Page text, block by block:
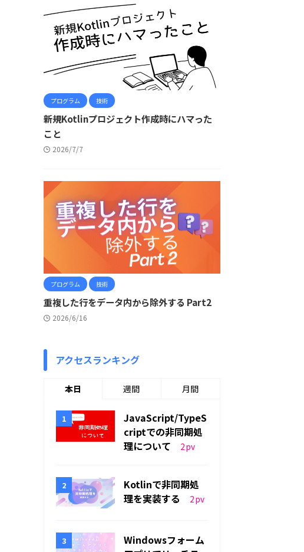
プログラム 技術
新規Kotlinプロジェクト作成時にハマった
こと
2026/7/7
プログラム 技術
重複した行をデータ内から除外する Part2
2026/6/16
アクセスランキング
本日 週間 月間
JavaScript/TypeS
criptでの非同期処
理について
2pv
Kotlinで非同期処
理を実装する
2pv
Windowsフォーム